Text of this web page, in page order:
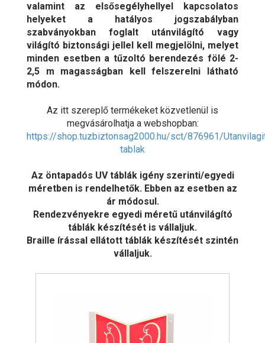
valamint az elsősegélyhellyel kapcsolatos
helyeket a hatályos jogszabályban
szabványokban foglalt utánvilágító vagy
világító biztonsági jellel kell megjelölni, melyet
minden esetben a tűzoltó berendezés fölé 2-
2,5 m magasságban kell felszerelni látható
módon.
Az itt szereplő termékeket közvetlenül is
megvásárolhatja a webshopban:
https://shop.tuzbiztonsag2000.hu/sct/876961/
tablak
Az öntapadós UV táblák igény szerinti/egyedi
méretben is rendelhetők. Ebben az esetben az
ár módosul.
Rendezvényekre egyedi méretű utánvilágító
táblák készítését is vállaljuk.
Braille írással ellátott táblák készítését szintén
vállaljuk.